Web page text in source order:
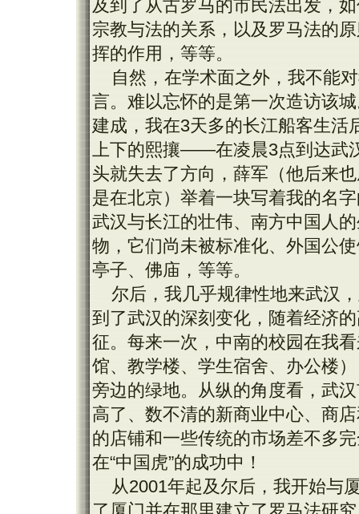
及到了从古罗马的市民法出发，
宗教与法的关系，以及罗马法的
挥的作用，等等。
自然，在学术面之外，我不能
言。难以忘怀的是第一次造访该
建成，我在3天多的长江船客生
上下的熙攘——在凌晨3点到达武
头就失去了方向，薛军（他后来
是在北京）举着一块写着我的名
武汉与长江的壮伟、南方中国人
物，它们尚未被标准化、外国公
亭子、佛庙，等等。
尔后，我几乎规律性地来武汉
到了武汉的深刻变化，随着经济
征。每来一次，中南的校园在我
馆、教学楼、学生宿舍、办公楼
旁边的绿地。从纵的角度看，武
高了、数不清的新商业中心、商
的店铺和一些传统的市场差不多
在“中国虎”的成功中！
从2001年起及尔后，我开始与